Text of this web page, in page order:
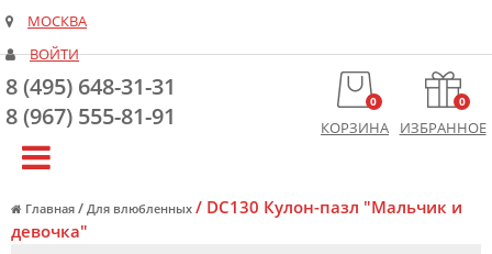
МОСКВА
ВОЙТИ
8 (495) 648-31-31
8 (967) 555-81-91
0
КОРЗИНА
0
ИЗБРАННОЕ
Главная / Для влюбленных / DC130 Кулон-пазл "Мальчик и
девочка"